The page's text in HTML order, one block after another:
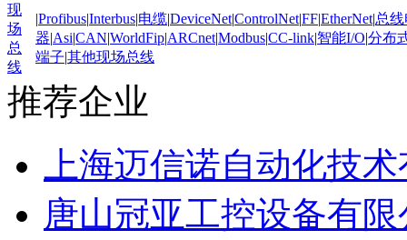
现
场
总
线
|Profibus|Interbus|电缆|DeviceNet|ControlNet|FF|EtherNet|总
器|Asi|CAN|WorldFip|ARCnet|Modbus|CC-link|智能I/O|分布
端子|其他现场总线
推荐企业
上海迈信诺自动化技
唐山冠亚工控设备有